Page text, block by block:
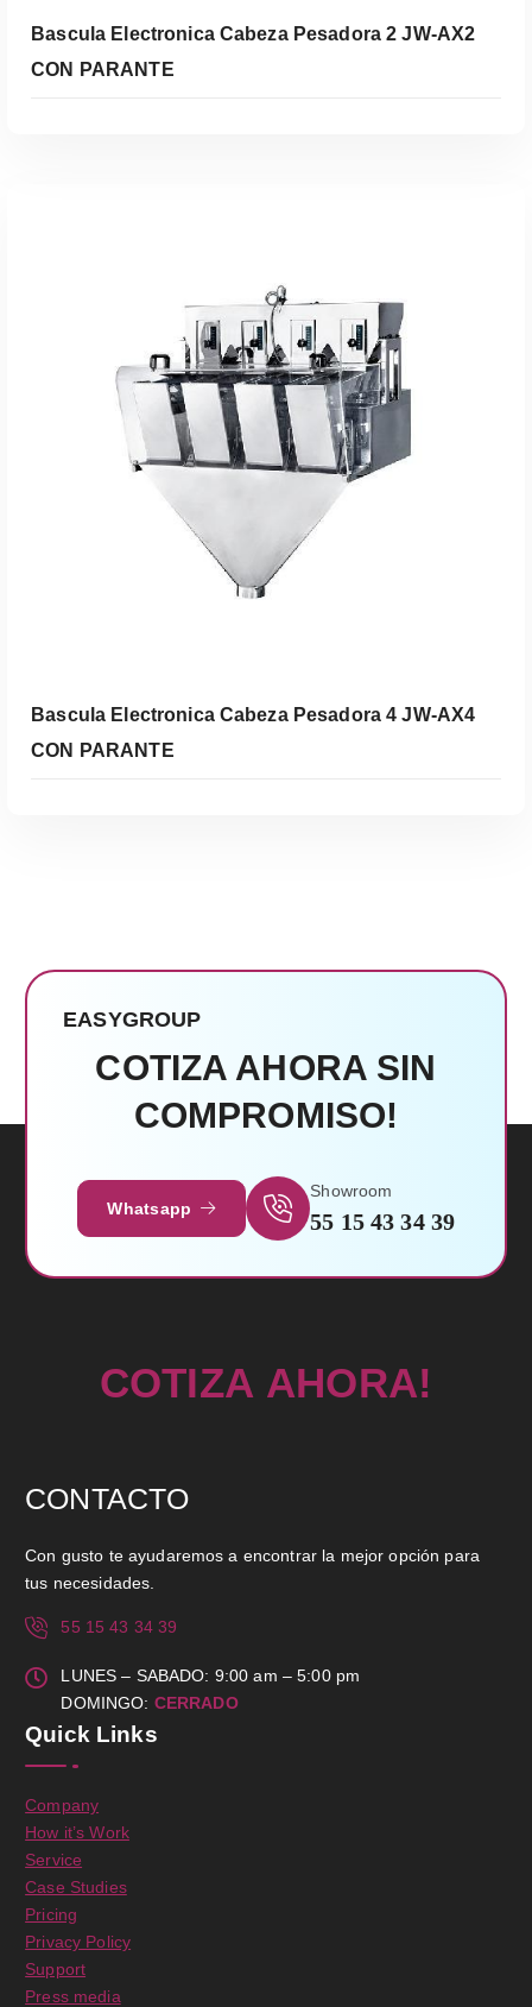
Leer Más
Bascula Electronica Cabeza Pesadora 2 JW-AX2
CON PARANTE
Leer Más
Bascula Electronica Cabeza Pesadora 4 JW-AX4
CON PARANTE
EASYGROUP
COTIZA AHORA SIN
COMPROMISO!
Whatsapp
Showroom
55 15 43 34 39
COTIZA AHORA!
CONTACTO
Con gusto te ayudaremos a encontrar la mejor opción para
tus necesidades.
55 15 43 34 39
LUNES – SABADO: 9:00 am – 5:00 pm
DOMINGO: CERRADO
Quick Links
Company
How it’s Work
Service
Case Studies
Pricing
Privacy Policy
Support
Press media